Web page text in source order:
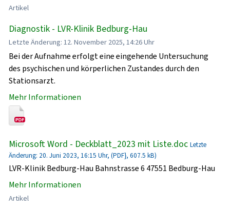
Artikel
Diagnostik - LVR-Klinik Bedburg-Hau
Letzte Änderung: 12. November 2025, 14:26 Uhr
Bei der Aufnahme erfolgt eine eingehende Untersuchung
des psychischen und körperlichen Zustandes durch den
Stationsarzt.
Mehr Informationen
Microsoft Word - Deckblatt_2023 mit Liste.doc Letzte
Änderung: 20. Juni 2023, 16:15 Uhr, (PDF}, 607.5 kB)
LVR-Klinik Bedburg-Hau Bahnstrasse 6 47551 Bedburg-Hau
Mehr Informationen
Artikel